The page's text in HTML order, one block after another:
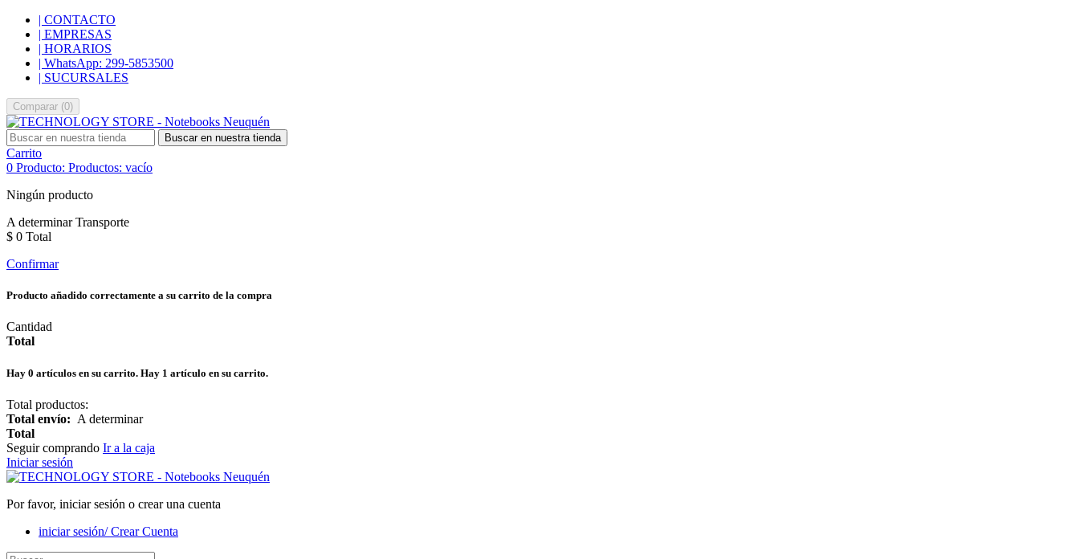
| CONTACTO
| EMPRESAS
| HORARIOS
| WhatsApp: 299-5853500
| SUCURSALES
Comparar (0)
Buscar en nuestra tienda
Carrito
0 Producto: Productos: vacío
Ningún producto
A determinarTransporte
$ 0 Total
Confirmar
Producto añadido correctamente a su carrito de la compra
Cantidad
Total
Hay 0 artículos en su carrito. Hay 1 artículo en su carrito.
Total productos:
Total envío: A determinar
Total
Seguir comprando Ir a la caja
Iniciar sesión
Por favor, iniciar sesión o crear una cuenta
iniciar sesión/ Crear Cuenta